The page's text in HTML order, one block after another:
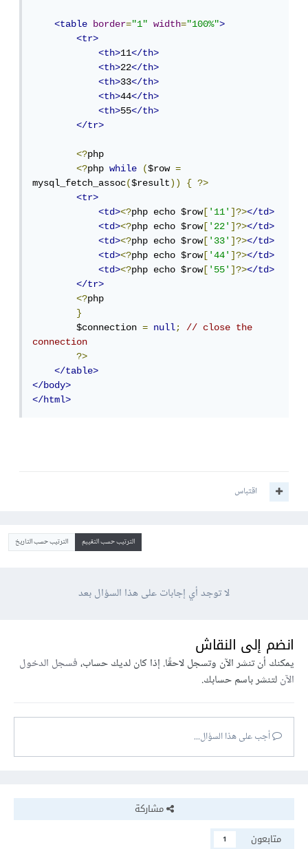
<table border="1" width="100%">
<tr>
<th>11</th>
<th>22</th>
<th>33</th>
<th>44</th>
<th>55</th>
</tr>
<?php
<?php while ($row =
mysql_fetch_assoc($result)) {
?>
<tr>
<td><?php echo $row['11']?></td>
<td><?php echo $row['22']?></td>
<td><?php echo $row['33']?></td>
<td><?php echo $row['44']?></td>
<td><?php echo $row['55']?></td>
</tr>
<?php
}
        $connection
= null;
// close the
connection
?>
</table>
</body>
</html>
اقتباس
الترتيب حسب التقييم الترتيب حسب التاريخ
لا توجد أي إجابات على هذا السؤال بعد
انضم إلى النقاش
يمكنك أن تنشر الآن وتسجل لاحقًا. إذا كان لديك حساب،فسجل الدخول
الآنلتنشر باسم حسابك.
أجب على هذا السؤال...
مشاركة
متابعون
1